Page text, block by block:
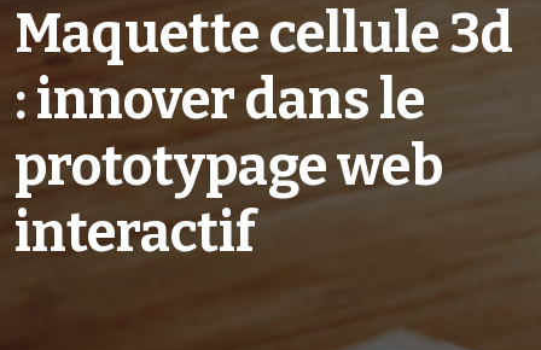
Maquette cellule 3d
: innover dans le
prototypage web
interactif